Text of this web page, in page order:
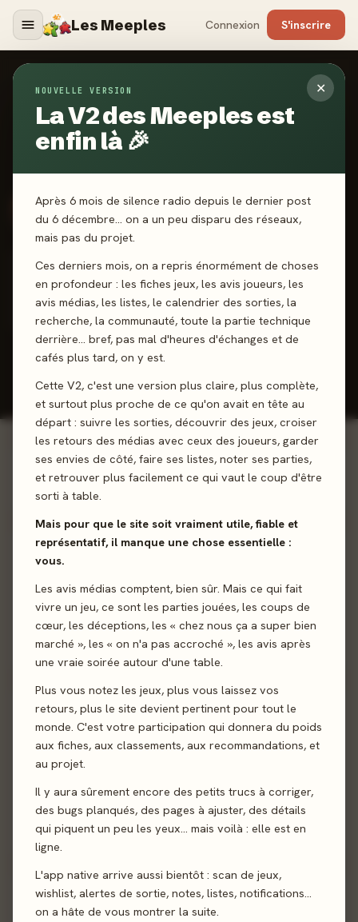
Les Meeples Connexion S'inscrire
✕
NOUVELLE VERSION
La V2 des Meeples est
enfin là 🎉
Après 6 mois de silence radio depuis le dernier post
du 6 décembre… on a un peu disparu des réseaux,
mais pas du projet.
Ces derniers mois, on a repris énormément de choses
en profondeur : les fiches jeux, les avis joueurs, les
avis médias, les listes, le calendrier des sorties, la
recherche, la communauté, toute la partie technique
derrière… bref, pas mal d'heures d'échanges et de
cafés plus tard, on y est.
Cette V2, c'est une version plus claire, plus complète,
et surtout plus proche de ce qu'on avait en tête au
départ : suivre les sorties, découvrir des jeux, croiser
les retours des médias avec ceux des joueurs, garder
ses envies de côté, faire ses listes, noter ses parties,
et retrouver plus facilement ce qui vaut le coup d'être
sorti à table.
Mais pour que le site soit vraiment utile, fiable et
représentatif, il manque une chose essentielle :
vous.
Les avis médias comptent, bien sûr. Mais ce qui fait
vivre un jeu, ce sont les parties jouées, les coups de
cœur, les déceptions, les « chez nous ça a super bien
marché », les « on n'a pas accroché », les avis après
une vraie soirée autour d'une table.
Plus vous notez les jeux, plus vous laissez vos
retours, plus le site devient pertinent pour tout le
monde. C'est votre participation qui donnera du poids
aux fiches, aux classements, aux recommandations, et
au projet.
Il y aura sûrement encore des petits trucs à corriger,
des bugs planqués, des pages à ajuster, des détails
qui piquent un peu les yeux… mais voilà : elle est en
ligne.
L'app native arrive aussi bientôt : scan de jeux,
wishlist, alertes de sortie, notes, listes, notifications…
on a hâte de vous montrer la suite.
Ladyhawke
Membre depuis le 29 mars 2024 · 2 ans
0abonné 0abonnement
0
JEUX JOUÉS
11
AVIS DONNÉS
4,4★#851 835
RANG MEEPLE-MÈTRE
Top 100
Top 9% communauté
Statistiques
Ma
collection
Badges &
objectifs
📋
Listes
0 jeux joués 0 avis donnés
CLASSEMENT GÉNÉRAL
#85/ 952
Top9%de la communauté.
Classement d'après ton
nombre d'avis publiés.
ACCORD AVEC LA PRESSE
91%
Tu notescomme la presse
BADGES DÉBLOQUÉS
Joueur familial
Fan d'un
illustrateur
MÉCANIQUES LES PLUS
AUTEURS FAVORIS
-